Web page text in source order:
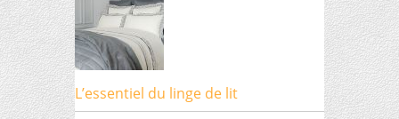
L’essentiel du linge de lit